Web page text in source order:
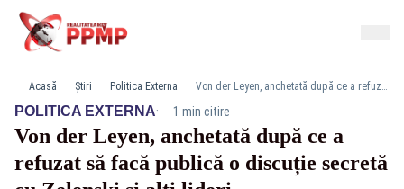
Acasă Știri Politica Externa Von der Leyen, anchetată după ce a refuzat să facă publică o discuție secretă cu Zelenski și alți lideri
POLITICA EXTERNA· 1 min citire
Von der Leyen, anchetată după ce a
refuzat să facă publică o discuție secretă